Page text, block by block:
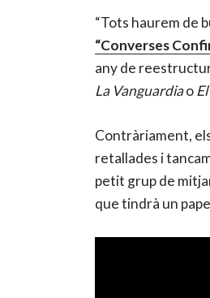
“Tots haurem de
“Converses
any de
La Vanguardiao
Contràriament,
retallades i
petit grup de
que tindrà un